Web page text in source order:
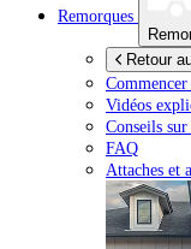
Remorques
Retour
Vidéos
Conseils
FAQ
Attaches et